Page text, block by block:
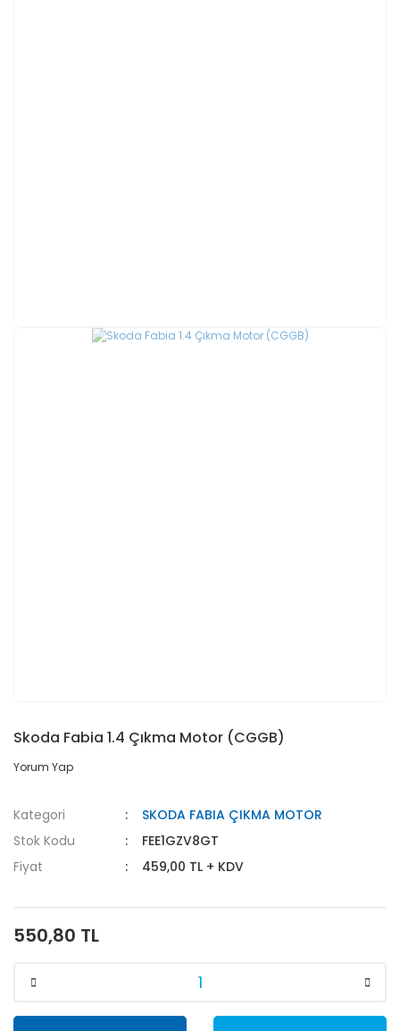
Skoda Fabia 1.4 Çıkma Motor (CGGB)
Yorum Yap
Kategori
SKODA FABIA ÇIKMA MOTOR
Stok Kodu
FEE1GZV8GT
Fiyat
459,00 TL + KDV
550,80 TL